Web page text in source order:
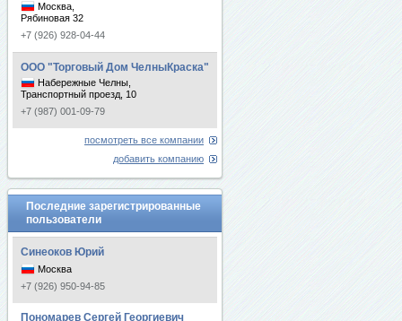
Москва,
Рябиновая 32
+7 (926) 928-04-44
ООО "Торговый Дом ЧелныКраска"
Набережные Челны,
Транспортный проезд, 10
+7 (987) 001-09-79
посмотреть все компании
добавить компанию
Последние зарегистрированные
пользователи
Синеоков Юрий
Москва
+7 (926) 950-94-85
Пономарев Сергей Георгиевич